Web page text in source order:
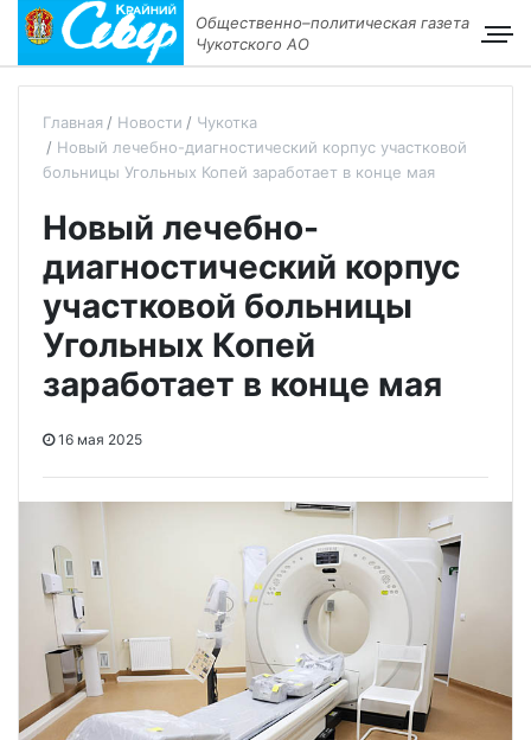
Общественно–политическая газета
Чукотского АО
Главная Новости
Чукотка
Новый лечебно-диагностический корпус участковой
больницы Угольных Копей заработает в конце мая
Новый лечебно-
диагностический корпус
участковой больницы
Угольных Копей
заработает в конце мая
16 мая 2025